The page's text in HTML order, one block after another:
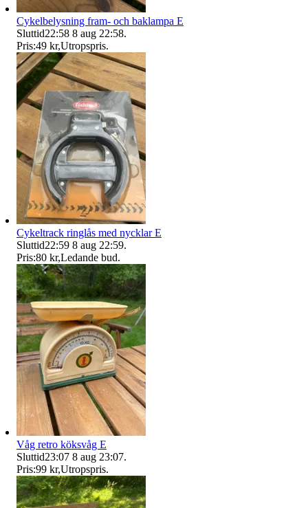
Cykelbelysning fram- och baklampa E
Sluttid22:58 8 aug 22:58.
Pris:49 kr,Utropspris.
Cykeltrack ringlås med nycklar E
Sluttid22:59 8 aug 22:59.
Pris:80 kr,Ledande bud.
Våg retro köksvåg E
Sluttid23:07 8 aug 23:07.
Pris:99 kr,Utropspris.